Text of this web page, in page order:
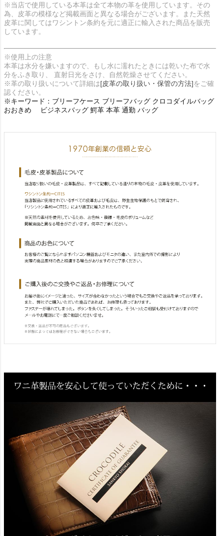
※当店で使用している本革は全て本物の革を使用しています。その
為、皮革の模様など掲載画面と異なる場合がございます。また天然
皮革に関してはワシントン条約を元に適正に輸入された商品を販売
しています。
※使用上の注意
本革は水分を嫌いますので、もし水に濡れたときには乾いた布で水
分をふき取り、 直射日光をさけ、自然乾燥させてください。
※革の取り扱いについて詳細は[皮革の取り扱い・保管の方法]をご確
認ください。
※キーワード：ブリーフケース ブリーフバッグ クロコダイルバッグ
おおきめ ビジネスバッグ 鰐革 本革 通勤 バッグ